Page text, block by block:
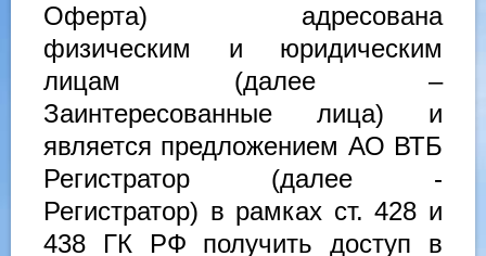
Оферта) адресована
физическим и юридическим
лицам (далее –
Заинтересованные лица) и
является предложением АО ВТБ
Регистратор (далее -
Регистратор) в рамках ст. 428 и
438 ГК РФ получить доступ в